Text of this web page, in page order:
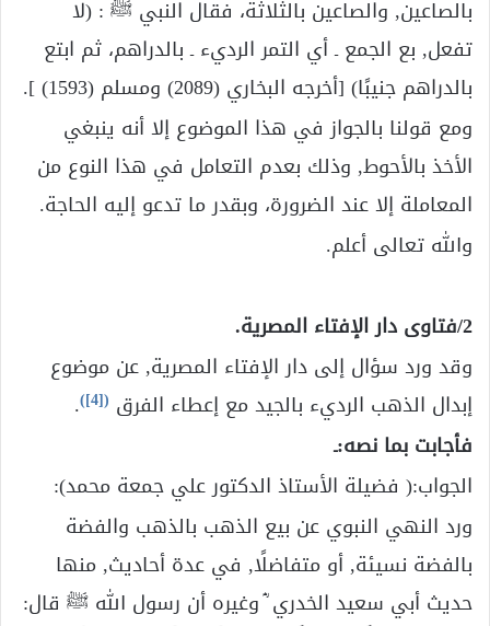
بالصاعين, والصاعين بالثلاثة، فقال النبي ﷺ : (لا
تفعل, بع الجمع ـ أي التمر الرديء ـ بالدراهم، ثم ابتع
بالدراهم جنيبًا) [أخرجه البخاري (2089) ومسلم (1593) ].
ومع قولنا بالجواز في هذا الموضوع إلا أنه ينبغي
الأخذ بالأحوط, وذلك بعدم التعامل في هذا النوع من
المعاملة إلا عند الضرورة، وبقدر ما تدعو إليه الحاجة.
والله تعالى أعلم.
2/فتاوى دار الإفتاء المصرية.
وقد ورد سؤال إلى دار الإفتاء المصرية, عن موضوع
إبدال الذهب الرديء بالجيد مع إعطاء الفرق (
[4]
)
.
فأجابت بما نصه:ـ
الجواب:( فضيلة الأستاذ الدكتور علي جمعة محمد):
ورد النهي النبوي عن بيع الذهب بالذهب والفضة
بالفضة نسيئة, أو متفاضلًا, في عدة أحاديث, منها
حديث أبي سعيد الخدري ؓ وغيره أن رسول الله ﷺ قال: